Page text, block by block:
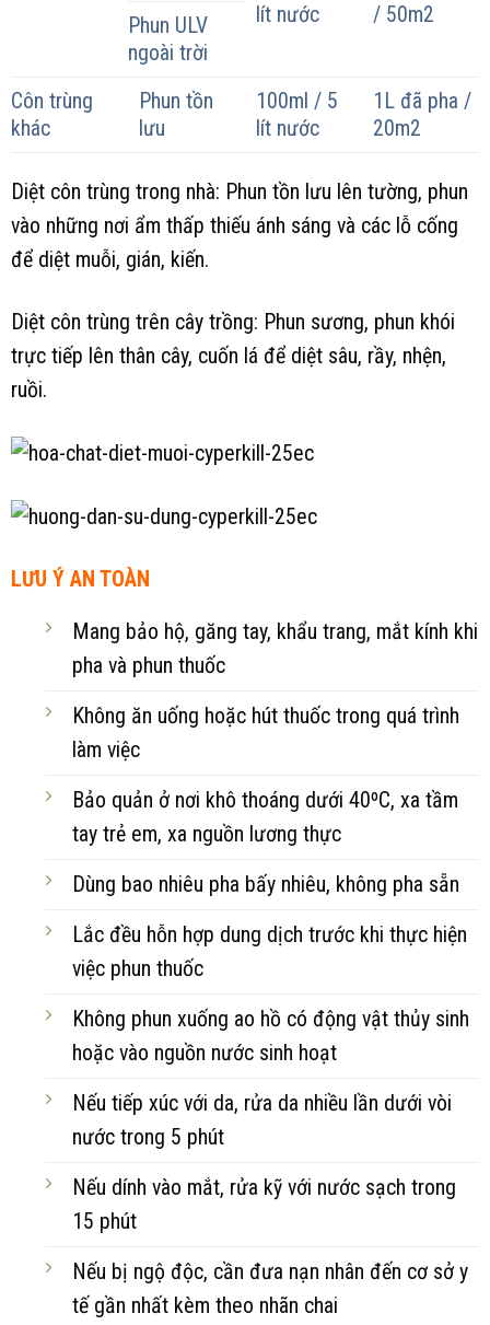
lít nước
/ 50m2
Phun ULV
ngoài trời
Côn trùng
khác
Phun tồn
lưu
100ml / 5
lít nước
1L đã pha /
20m2
Diệt côn trùng trong nhà: Phun tồn lưu lên tường, phun
vào những nơi ẩm thấp thiếu ánh sáng và các lỗ cống
để diệt muỗi, gián, kiến.
Diệt côn trùng trên cây trồng: Phun sương, phun khói
trực tiếp lên thân cây, cuốn lá để diệt sâu, rầy, nhện,
ruồi.
LƯU Ý AN TOÀN
Mang bảo hộ, găng tay, khẩu trang, mắt kính khi
pha và phun thuốc
Không ăn uống hoặc hút thuốc trong quá trình
làm việc
Bảo quản ở nơi khô thoáng dưới 40ºC, xa tầm
tay trẻ em, xa nguồn lương thực
Dùng bao nhiêu pha bấy nhiêu, không pha sẵn
Lắc đều hỗn hợp dung dịch trước khi thực hiện
việc phun thuốc
Không phun xuống ao hồ có động vật thủy sinh
hoặc vào nguồn nước sinh hoạt
Nếu tiếp xúc với da, rửa da nhiều lần dưới vòi
nước trong 5 phút
Nếu dính vào mắt, rửa kỹ với nước sạch trong
15 phút
Nếu bị ngộ độc, cần đưa nạn nhân đến cơ sở y
tế gần nhất kèm theo nhãn chai